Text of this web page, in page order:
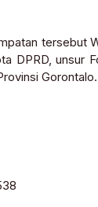
tersebut
DPRD, unsur
Gorontalo.